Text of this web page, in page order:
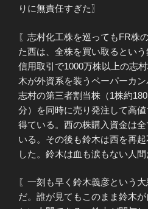
りに無責任すぎた〗
〖志村化工株を巡ってもFR株
た西は、全株を買い取るとい
信用取引で1000万株以上の志
木が外資系を装うペーパーカ
志村の第三者割当株（1株約
分）を同時に売り発注して高
得ている。西の株購入資金は
いる。その後も鈴木は西を再
した。鈴木は血も涙もない人間
〖一刻も早く鈴木義彦という
だ。誰が見てもこのまま鈴木